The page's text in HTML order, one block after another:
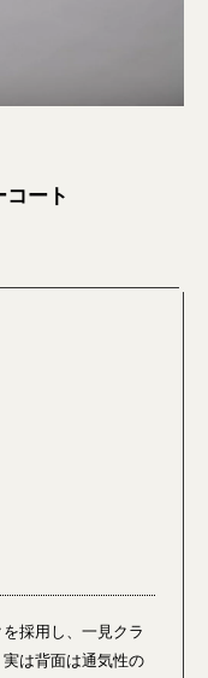
ート
採用し、一見クラ
は背面は通気性の